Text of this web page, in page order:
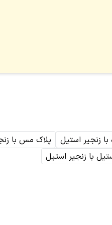
با زنجیر استیل
پلاک مس با
با زنجیر استیل